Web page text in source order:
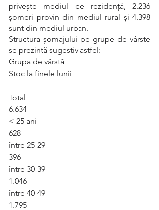
privește mediul de rezidență, 2.236
șomeri provin din mediul rural și 4.398
sunt din mediul urban.
Structura șomajului pe grupe de vârste
se prezintă sugestiv astfel:
Grupa de vârstă
Stoc la finele lunii
Total
6.634
< 25 ani
628
între 25-29
396
între 30-39
1.046
între 40-49
1.795